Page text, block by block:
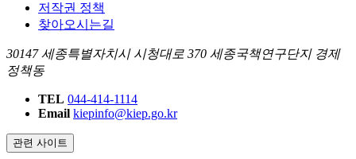
저작권 정책
찾아오시는길
30147 세종특별자치시 시청대로 370 세종국책연구단지 경제
정책동
TEL 044-414-1114
Email kiepinfo@kiep.go.kr
관련 사이트